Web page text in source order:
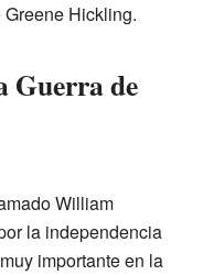
Hickling.
Guerra de
William
la independencia
importante en la